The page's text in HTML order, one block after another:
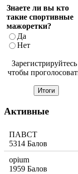
Знаете ли вы кто
такие спортивные
мажоретки?
Да
Нет
Зарегистрируйтесь
чтобы
Активные
ПАВСТ
5314 Балов
opium
1959 Балов